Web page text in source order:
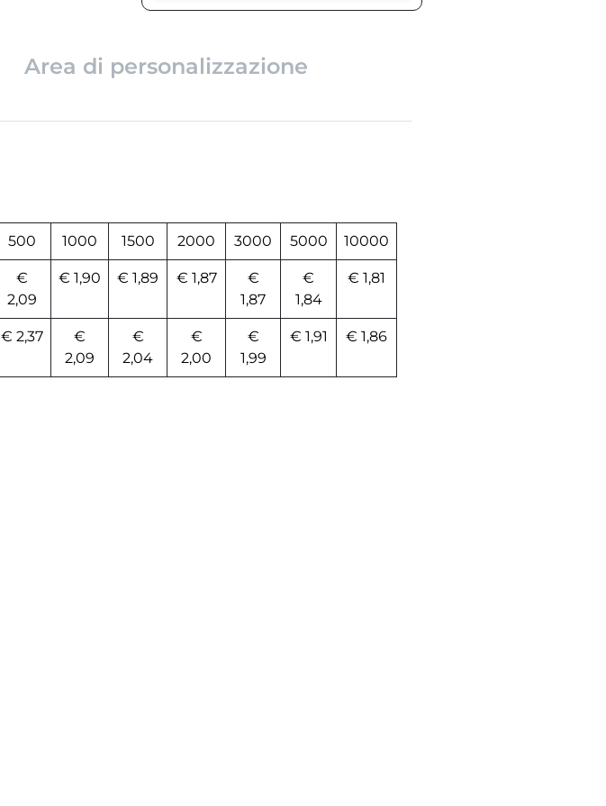
Area di personalizzazione
500 1000 1500 2000 3000 5000 10000
€
2,09
€ 1,90 € 1,89 € 1,87
€
1,87
€
1,84
€ 1,81
€ 2,37
€
2,09
€
2,04
€
2,00
€
1,99
€ 1,91 € 1,86